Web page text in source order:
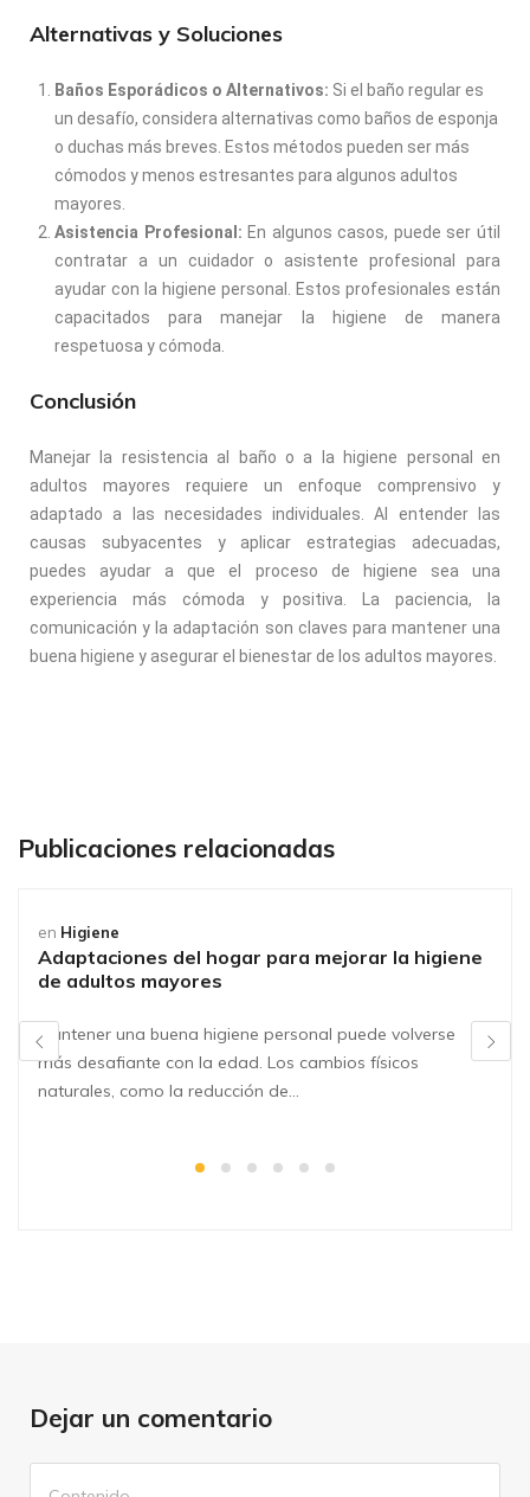
Alternativas y Soluciones
Baños Esporádicos o Alternativos: Si el baño regular es
un desafío, considera alternativas como baños de esponja
o duchas más breves. Estos métodos pueden ser más
cómodos y menos estresantes para algunos adultos
mayores.
Asistencia Profesional: En algunos casos, puede ser útil
contratar a un cuidador o asistente profesional para
ayudar con la higiene personal. Estos profesionales están
capacitados para manejar la higiene de manera
respetuosa y cómoda.
Conclusión
Manejar la resistencia al baño o a la higiene personal en
adultos mayores requiere un enfoque comprensivo y
adaptado a las necesidades individuales. Al entender las
causas subyacentes y aplicar estrategias adecuadas,
puedes ayudar a que el proceso de higiene sea una
experiencia más cómoda y positiva. La paciencia, la
comunicación y la adaptación son claves para mantener una
buena higiene y asegurar el bienestar de los adultos mayores.
Publicaciones relacionadas
en Higiene
Adaptaciones del hogar para mejorar la higiene
de adultos mayores
Mantener una buena higiene personal puede volverse
más desafiante con la edad. Los cambios físicos
naturales, como la reducción de…
Dejar un comentario